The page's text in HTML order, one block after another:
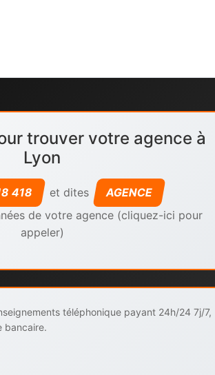
trouver votre agence à
Lyon
418 et dites
AGENCE
de votre agence (cliquez-ici pour
appeler)
téléphonique payant 24h/24 7j/7,
bancaire.